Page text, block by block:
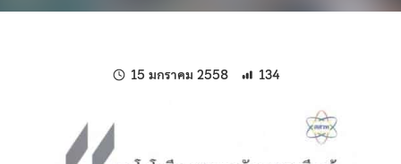
15 มกราคม 2558 แก้ไขล่าสุดเมื่อ:
134